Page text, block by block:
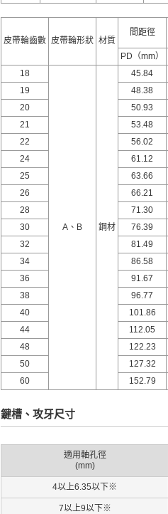
皮帶輪齒數 皮帶輪形狀 材質
間距徑
PD（mm）
18
A、B 鋼材
45.84
19
48.38
20
50.93
21
53.48
22
56.02
24
61.12
25
63.66
26
66.21
28
71.30
30
76.39
32
81.49
34
86.58
36
91.67
38
96.77
40
101.86
44
112.05
48
122.23
50
127.32
60
152.79
鍵槽、攻牙尺寸
適用軸孔徑
(mm)
4以上6.35以下※
7以上9以下※